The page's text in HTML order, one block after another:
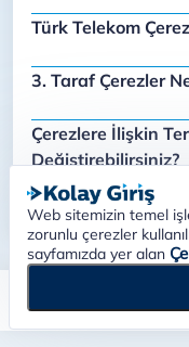
Türk Telekom
3. Taraf Çerezler
Çerezlere İlişkin
Değiştirebilirsiniz?
Web sitemizin temel
zorunlu çerezler
sayfamızda yer alan